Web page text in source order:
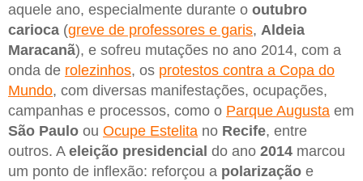
aquele ano, especialmente durante o outubro
carioca (greve de professores e garis, Aldeia
Maracanã), e sofreu mutações no ano 2014, com a
onda de rolezinhos, os protestos contra a Copa do
Mundo, com diversas manifestações, ocupações,
campanhas e processos, como o Parque Augusta em
São Paulo ou Ocupe Estelita no Recife, entre
outros. A eleição presidencial do ano 2014 marcou
um ponto de inflexão: reforçou a polarização e